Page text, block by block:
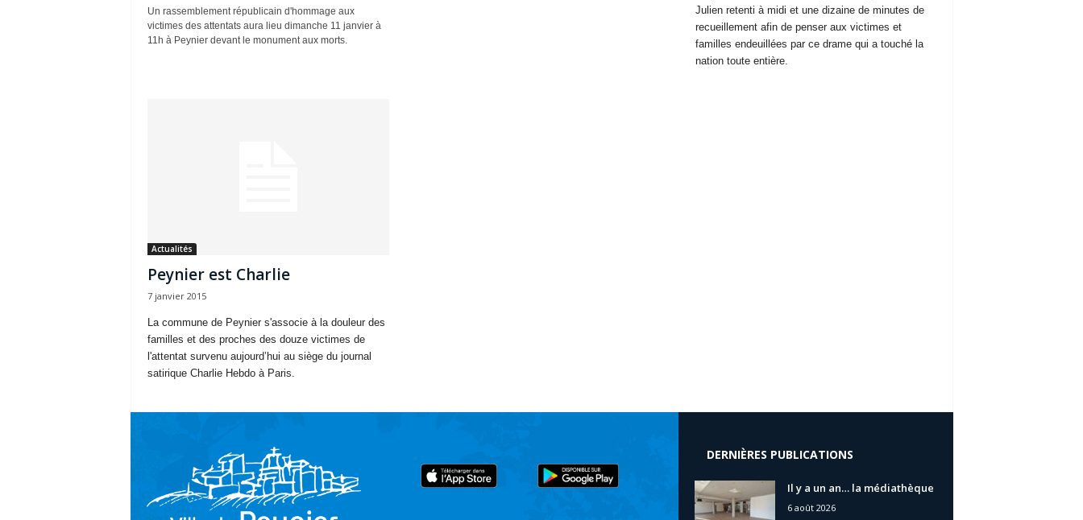
Un rassemblement républicain d'hommage aux
victimes des attentats aura lieu dimanche 11 janvier à
11h à Peynier devant le monument aux morts.
Julien retenti à midi et une dizaine de minutes de
recueillement afin de penser aux victimes et
familles endeuillées par ce drame qui a touché la
nation toute entière.
Actualités
Peynier est Charlie
7 janvier 2015
La commune de Peynier s'associe à la douleur des
familles et des proches des douze victimes de
l'attentat survenu aujourd’hui au siège du journal
satirique Charlie Hebdo à Paris.
DERNIÈRES PUBLICATIONS
Il y a un an… la médiathèque
6 août 2026